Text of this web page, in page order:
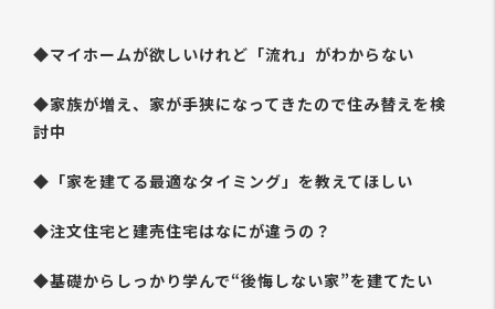
◆マイホームが欲しいけれど「流れ」がわからない
◆家族が増え、家が手狭になってきたので住み替えを検
討中
◆「家を建てる最適なタイミング」を教えてほしい
◆注文住宅と建売住宅はなにが違うの？
◆基礎からしっかり学んで“後悔しない家”を建てたい